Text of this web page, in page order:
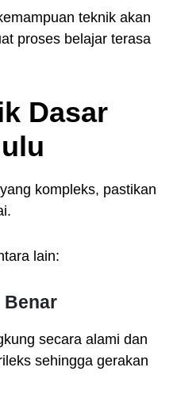
teknik akan
proses belajar terasa
Dasar
kompleks, pastikan
lain:
Benar
secara alami dan
sehingga gerakan